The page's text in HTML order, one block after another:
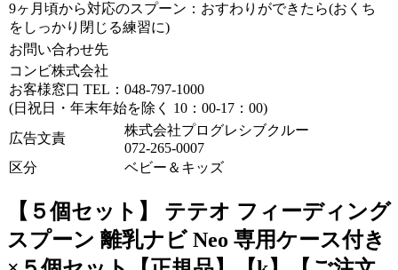
9ヶ月頃から対応のスプーン：おすわりができたら(おくち
をしっかり閉じる練習に)
お問い合わせ先
コンビ株式会社
お客様窓口 TEL：048-797-1000
(日祝日・年末年始を除く 10：00-17：00)
広告文責
株式会社プログレシブクルー
072-265-0007
区分
ベビー＆キッズ
【５個セット】 テテオ フィーディング
スプーン 離乳ナビ Neo 専用ケース付き